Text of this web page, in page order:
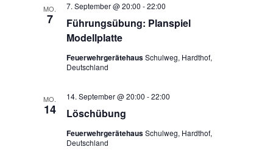
MO.
7
Führungsübung: Planspiel
Modellplatte
7. September @ 20:00 -22:00
FeuerwehrgerätehausSchulweg, Hardthof,
Deutschland
MO.
14 Löschübung
14. September @ 20:00 -22:00
FeuerwehrgerätehausSchulweg, Hardthof,
Deutschland